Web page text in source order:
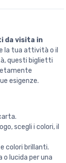
da visita in
la tua attività o il
questi biglietti
esigenze.
scegli i colori, il
colori brillanti.
o lucida per una